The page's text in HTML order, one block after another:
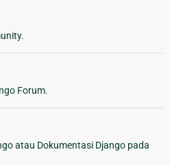
Forum.
atau Dokumentasi Django pada